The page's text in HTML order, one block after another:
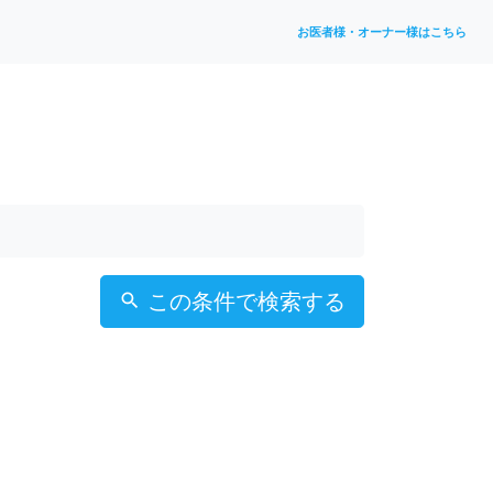
お医者様・オーナー様はこちら
この条件で検索する